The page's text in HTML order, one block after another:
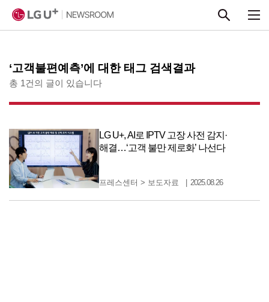
‘고객불편예측’에 대한 태그 검색결과
총 1건의 글이 있습니다
LG U+, AI로 IPTV 고장 사전 감지·
해결…‘고객 불만 제로화’ 나선다
프레스센터 > 보도자료 2025.08.26